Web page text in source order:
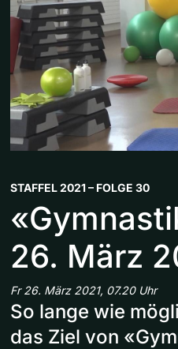
STAFFEL 2021 – FOLGE 30
26. März
Fr 26. März 2021, 07.20 Uhr
So lange wie
das Ziel von